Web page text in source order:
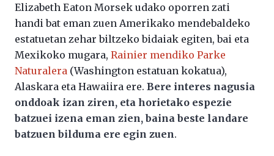
Elizabeth Eaton Morsek udako oporren zati
handi bat eman zuen Amerikako mendebaldeko
estatuetan zehar biltzeko bidaiak egiten, bai eta
Mexikoko mugara, Rainier mendiko Parke
Naturalera (Washington estatuan kokatua),
Alaskara eta Hawaiira ere. Bere interes nagusia
onddoak izan ziren, eta horietako espezie
batzuei izena eman zien, baina beste landare
batzuen bilduma ere egin zuen.